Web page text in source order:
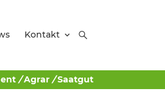
Kontakt
/ Agrar / Saatgut